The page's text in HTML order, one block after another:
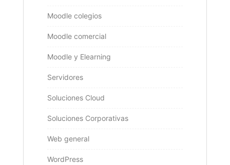
Moodle colegios
Moodle comercial
Moodle y Elearning
Servidores
Soluciones Cloud
Soluciones Corporativas
Web general
WordPress